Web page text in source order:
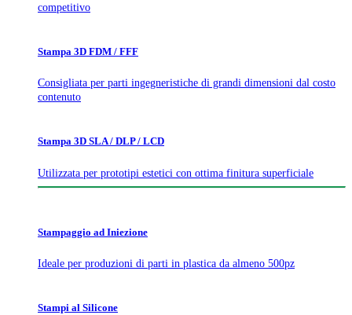
competitivo
Stampa 3D FDM / FFF
Consigliata per parti ingegneristiche di grandi dimensioni dal costo
contenuto
Stampa 3D SLA / DLP / LCD
Utilizzata per prototipi estetici con ottima finitura superficiale
Stampaggio ad Iniezione
Ideale per produzioni di parti in plastica da almeno 500pz
Stampi al Silicone